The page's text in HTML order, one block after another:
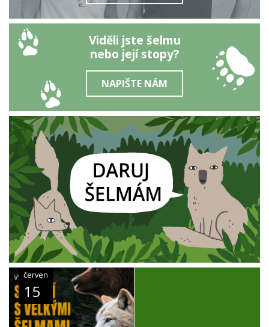
Viděli jste šelmu
nebo její stopy?
NAPIŠTE NÁM
červen
15